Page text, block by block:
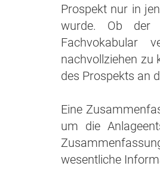
Prospekt nur in
wurde. Ob der
Fachvokabular
nachvollziehen zu
des Prospekts an
Eine
um die
wesentliche